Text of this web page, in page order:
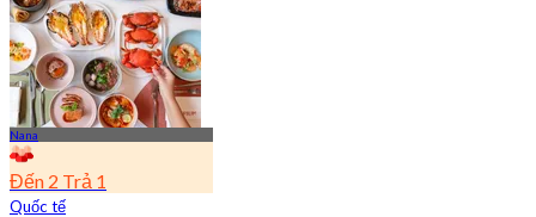
Nana
Đến 2 Trả 1
Quốc tế